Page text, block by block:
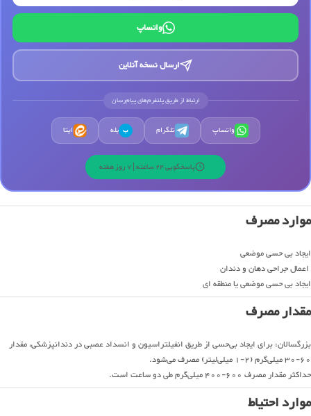
واتساپ
ارسال نسخه آنلاین
ارتباط از طریق پلتفرم‌های پیام‌رسان
واتساپ تلگرام ب بله ایتا
پاسخگویی 24 ساعته | 7 روز هفته
موارد مصرف
ایجاد بی حسی موضعی
اعمال جراحی دهان و دندان
ایجاد بی حسی موضعی یا منطقه ای
مقدار مصرف
بزرگسالان: برای ایجاد بی‌حسی از طریق انفیلتراسیون و انسداد عصبی در دندانپزشكی، مقدار
60-30 میلی‌گرم (2-1 میلی‌لیتر) مصرف می‌شود.
حداكثر مقدار مصرف 600-400 میلی‌گرم طی دو ساعت است.
موارد احتیاط